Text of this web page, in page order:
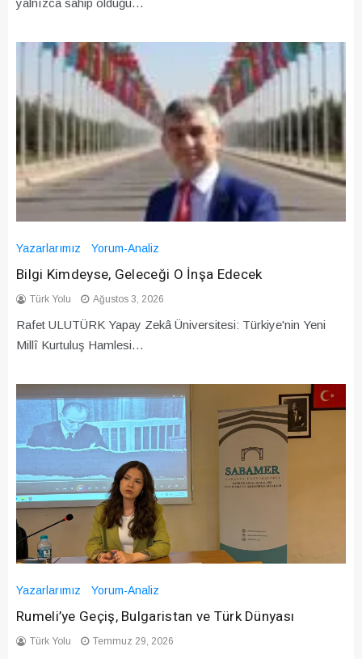
yalnızca sahip olduğu…
Yazarlarımız Yorum-Analiz
Bilgi Kimdeyse, Geleceği O İnşa Edecek
Türk Yolu Ağustos 3, 2026
Rafet ULUTÜRK Yapay Zekâ Üniversitesi: Türkiye'nin Yeni
Millî Kurtuluş Hamlesi…
Yazarlarımız Yorum-Analiz
Rumeli’ye Geçiş, Bulgaristan ve Türk Dünyası
Türk Yolu Temmuz 29, 2026